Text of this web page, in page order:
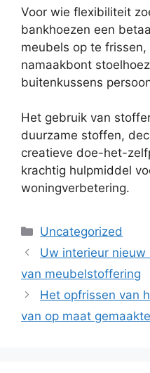
Voor wie flexibiliteit
bankhoezen een
meubels op te
namaakbont
buitenkussens
Het gebruik van
duurzame stoffen,
creatieve doe-het-
krachtig hulpmiddel
woningverbetering.
Categorieën
Uncategorized
Uw interieur nieuw
van meubelstoffering
Het opfrissen van
van op maat